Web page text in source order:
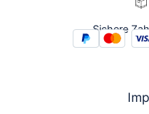
Sichere